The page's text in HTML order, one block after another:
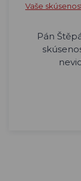
Vaše
Pán